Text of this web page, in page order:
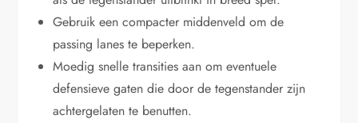
Gebruik een compacter middenveld om de
passing lanes te beperken.
Moedig snelle transities aan om eventuele
defensieve gaten die door de tegenstander zijn
achtergelaten te benutten.